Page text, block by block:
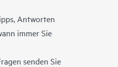
Antworten
immer Sie
senden Sie